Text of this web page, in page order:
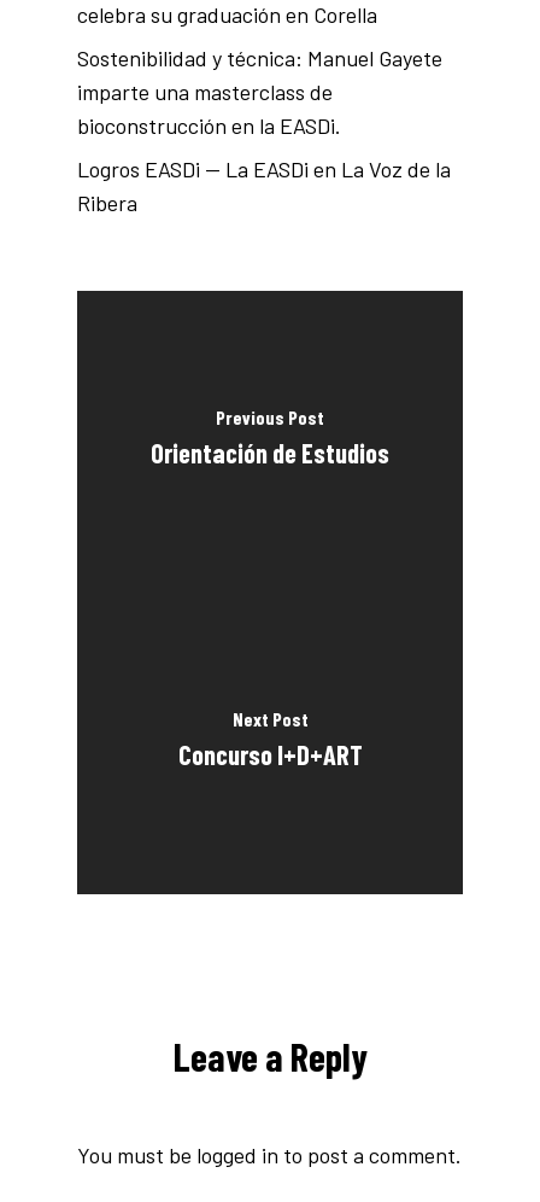
celebra su graduación en Corella
Sostenibilidad y técnica: Manuel Gayete
imparte una masterclass de
bioconstrucción en la EASDi.
Logros EASDi — La EASDi en La Voz de la
Ribera
Previous Post
Orientación de Estudios
Next Post
Concurso I+D+ART
Leave a Reply
You must be logged in to post a comment.